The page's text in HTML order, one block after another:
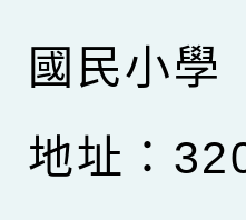
國民小學
地址：